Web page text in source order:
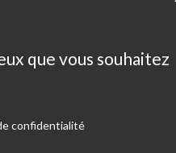
que vous souhaitez
confidentialité